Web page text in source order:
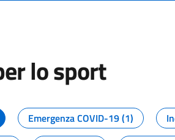
lo sport
dal
Emergenza COVID-19 (1)